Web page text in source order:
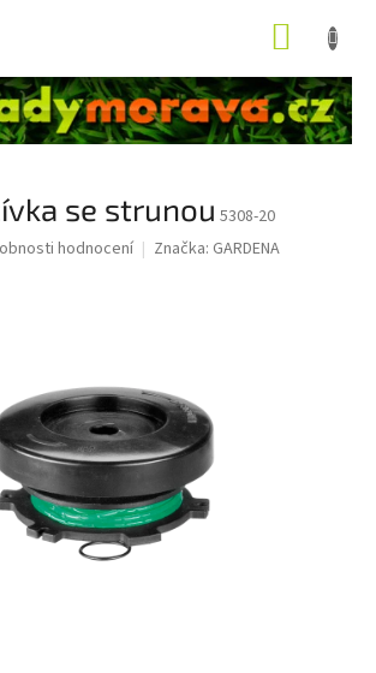
se strunou 5308-20
hodnocení Značka: GARDENA